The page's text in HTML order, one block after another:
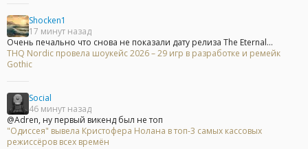
Shocken1
17 минут назад
Очень печально что снова не показали дату релиза The Eternal...
THQ Nordic провела шоукейс 2026 – 29 игр в разработке и ремейк
Gothic
Social
46 минут назад
@Adren, ну первый викенд был не топ
"Одиссея" вывела Кристофера Нолана в топ-3 самых кассовых
режиссёров всех времён